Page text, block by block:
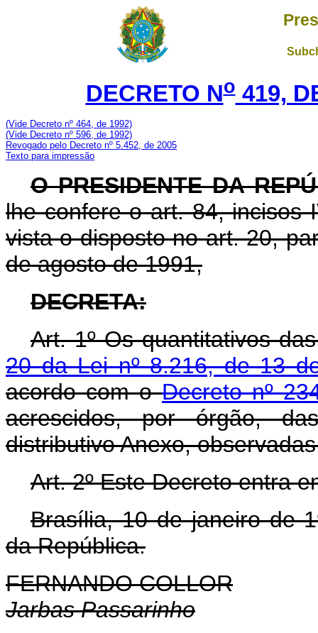
DECRETO No419,
(Vide Decreto nº 464, de 1992)
(Vide Decreto nº 596, de 1992)
Revogado pelo Decreto nº 5.452, de 2005
Texto para impressão
O PRESIDENTE DA
lhe confere o art. 84, incisos
vista o disposto no art. 20,
de agosto de 1991,
DECRETA:
Art. 1º Os quantitativos
20 da Lei nº 8.216, de 13
acordo com oDecreto nº
acrescidos, por órgão,
distributivo Anexo,
Art. 2º Este Decreto entra
Brasília, 10 de janeiro de
da República.
FERNANDO COLLOR
Jarbas Passarinho